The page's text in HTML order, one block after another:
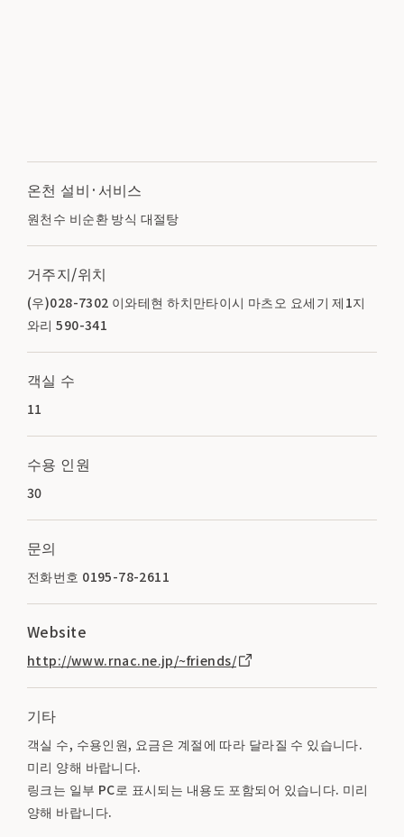
온천 설비·서비스
원천수 비순환 방식 대절탕
거주지/위치
(우)028-7302 이와테현 하치만타이시 마츠오 요세기 제1지
와리 590-341
객실 수
11
수용 인원
30
문의
전화번호 0195-78-2611
Website
http://www.rnac.ne.jp/~friends/
기타
객실 수, 수용인원, 요금은 계절에 따라 달라질 수 있습니다.
미리 양해 바랍니다.
링크는 일부 PC로 표시되는 내용도 포함되어 있습니다. 미리
양해 바랍니다.